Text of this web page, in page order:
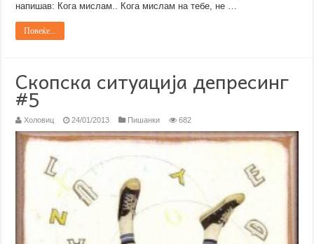
напишав: Кога мислам.. Кога мислам на тебе, не …
Повеќе...
Скопска ситуација депресинг
#5
Холовиц 24/01/2013 Пишанки 682